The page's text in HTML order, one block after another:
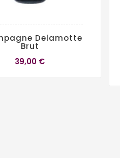
Delamotte
Brut
39,00 €